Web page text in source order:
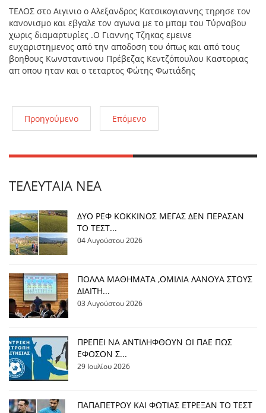
ΤΕΛΟΣ στο Αιγινιο ο Αλεξανδρος Κατσικογιαννης τηρησε τον
κανονισμο και εβγαλε τον αγωνα με το μπαμ του Τύρναβου
χωρις διαμαρτυρίες .Ο Γιαννης Τζηκας εμεινε
ευχαριστημενος από την αποδοση του όπως και από τους
βοηθους Κωνσταντινου Πρέβεζας Κεντζόπουλου Καστοριας
απ οπου ηταν και ο τεταρτος Φώτης Φωτιάδης
Προηγούμενο Επόμενο
ΤΕΛΕΥΤΑΊΑ ΝΈΑ
ΔΥΟ ΡΕΦ ΚΟΚΚΙΝΟΣ ΜΕΓΑΣ ΔΕΝ ΠΕΡΑΣΑΝ
ΤΟ ΤΕΣΤ...
04 Αυγούστου 2026
ΠΟΛΛΑ ΜΑΘΗΜΑΤΑ ,ΟΜΙΛΙΑ ΛΑΝΟΥΑ ΣΤΟΥΣ
ΔΙΑΙΤΗ...
03 Αυγούστου 2026
ΠΡΕΠΕΙ ΝΑ ΑΝΤΙΛΗΦΘΟΥΝ ΟΙ ΠΑΕ ΠΩΣ
ΕΦΟΣΟΝ Σ...
29 Ιουλίου 2026
ΠΑΠΑΠΕΤΡΟΥ ΚΑΙ ΦΩΤΙΑΣ ΕΤΡΕΞΑΝ ΤΟ ΤΕΣΤ